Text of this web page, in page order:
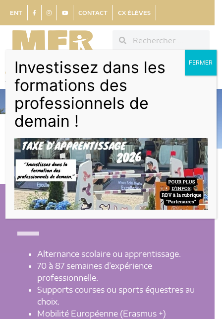
ENT CONTACT CX ÉLÈVES
BAC PRO CGEH
NOS +
Alternance scolaire ou apprentissage.
70 à 87 semaines d’expérience
professionnelle.
Supports courses ou sports équestres au
choix.
Mobilité Européenne (Erasmus +)
Investissez dans les
formations des
professionnels de
demain !
FERMER